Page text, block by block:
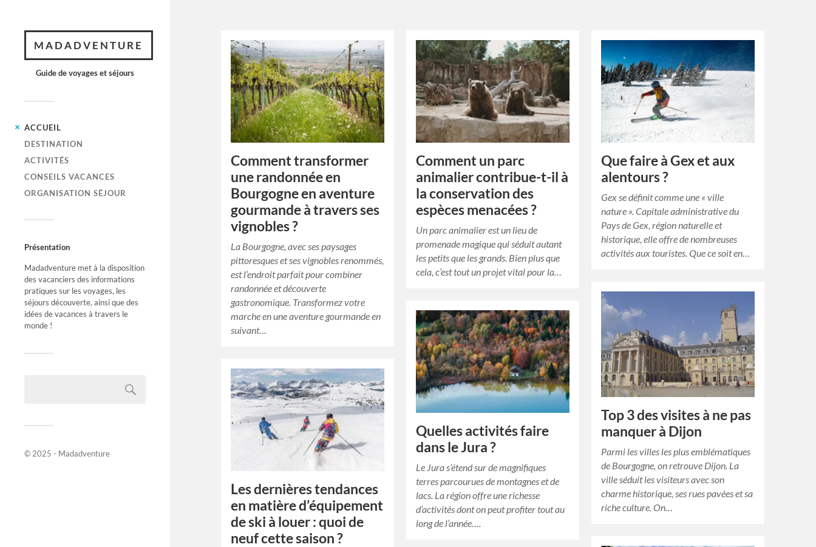
MADADVENTURE
Guide de voyages et séjours
ACCUEIL
DESTINATION
ACTIVITÉS
CONSEILS VACANCES
ORGANISATION SÉJOUR
Présentation
Madadventure met à la disposition
des vacanciers des informations
pratiques sur les voyages, les
séjours découverte, ainsi que des
idées de vacances à travers le
monde !
© 2025 - Madadventure
Comment transformer
une randonnée en
Bourgogne en aventure
gourmande à travers ses
vignobles ?
La Bourgogne, avec ses paysages
pittoresques et ses vignobles renommés,
est l’endroit parfait pour combiner
randonnée et découverte
gastronomique. Transformez votre
marche en une aventure gourmande en
suivant…
Comment un parc
animalier contribue-t-il à
la conservation des
espèces menacées ?
Un parc animalier est un lieu de
promenade magique qui séduit autant
les petits que les grands. Bien plus que
cela, c’est tout un projet vital pour la…
Que faire à Gex et aux
alentours ?
Gex se définit comme une « ville
nature ». Capitale administrative du
Pays de Gex, région naturelle et
historique, elle offre de nombreuses
activités aux touristes. Que ce soit en…
Top 3 des visites à ne pas
manquer à Dijon
Parmi les villes les plus emblématiques
de Bourgogne, on retrouve Dijon. La
ville séduit les visiteurs avec son
charme historique, ses rues pavées et sa
riche culture. On…
Quelles activités faire
dans le Jura ?
Le Jura s’étend sur de magnifiques
terres parcourues de montagnes et de
lacs. La région offre une richesse
d’activités dont on peut profiter tout au
long de l’année….
Les dernières tendances
en matière d’équipement
de ski à louer : quoi de
neuf cette saison ?